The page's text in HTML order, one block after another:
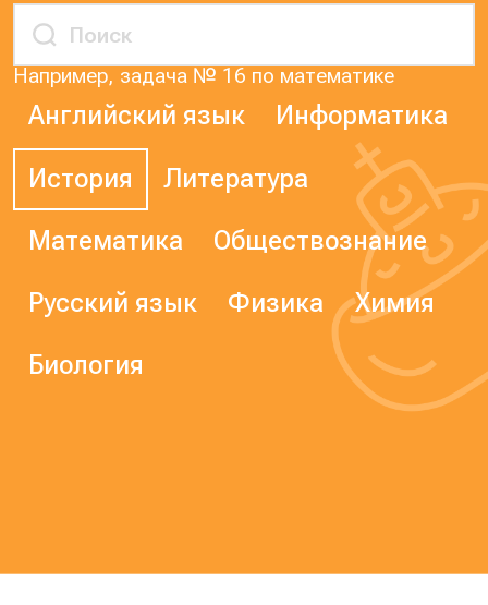
Например, задача № 16 по математике
Английский язык Информатика
История Литература
Математика Обществознание
Русский язык Физика Химия
Биология